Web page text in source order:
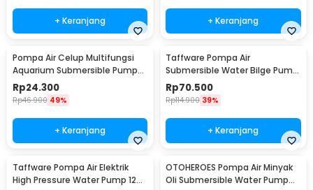
+ Keranjang + Keranjang
Pompa Air Celup Multifungsi
Aquarium Submersible Pump
12V 6W - YX-385
Rp24.300
Rp46.900 49%
+ Keranjang
Taffware Pompa Air
Submersible Water Bilge Pump
12 V - CH8028
Rp70.500
Rp114.900 39%
+ Keranjang
Taffware Pompa Air Elektrik
High Pressure Water Pump 12V
OTOHEROES Pompa Air Minyak
Oli Submersible Water Pump